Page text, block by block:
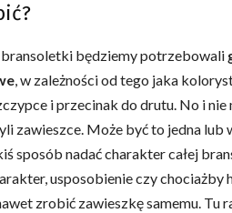
będziemy potrzebowali
, w zależności od tego jaka
i przecinak do drutu. No i
zawieszce. Może być to jedna lub
sposób nadać charakter całej
usposobienie czy
zrobić zawieszkę samemu.